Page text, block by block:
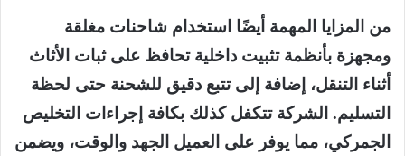
من المزايا المهمة أيضًا استخدام شاحنات مغلقة
ومجهزة بأنظمة تثبيت داخلية تحافظ على ثبات الأثاث
أثناء التنقل، إضافة إلى تتبع دقيق للشحنة حتى لحظة
التسليم. الشركة تتكفل كذلك بكافة إجراءات التخليص
الجمركي، مما يوفر على العميل الجهد والوقت، ويضمن